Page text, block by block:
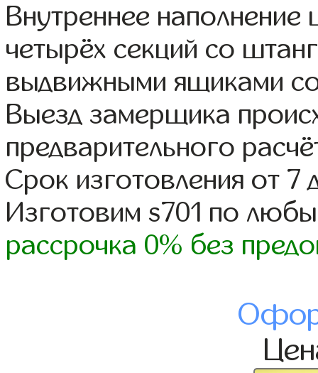
Внутреннее
четырёх секций со
выдвижными ящиками
Выезд замерщика
предварительного
Срок изготовления от 7
Изготовим s701 по
рассрочка 0% без